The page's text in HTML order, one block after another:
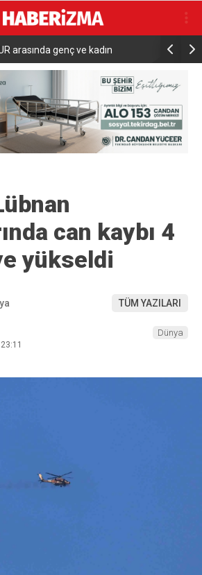
arasında genç ve kadın Bakan
fırtınası
can kaybı 4
yükseldi
TÜM YAZILARI
Dünya